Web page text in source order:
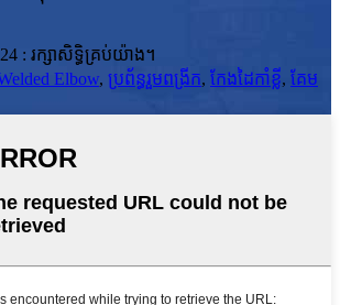
: រក្សាសិទ្ធិគ្រប់យ៉ាង។
Elbow, ប្រព័ន្ធរួមពង្រីក, កែងដៃកាំខ្លី, គែម